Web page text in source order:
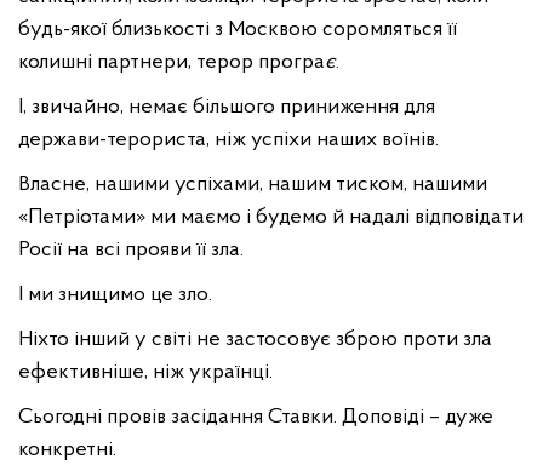
будь-якої близькості з Москвою соромляться її
колишні партнери, терор програє.
І, звичайно, немає більшого приниження для
держави-терориста, ніж успіхи наших воїнів.
Власне, нашими успіхами, нашим тиском, нашими
«Петріотами» ми маємо і будемо й надалі відповідати
Росії на всі прояви її зла.
І ми знищимо це зло.
Ніхто інший у світі не застосовує зброю проти зла
ефективніше, ніж українці.
Сьогодні провів засідання Ставки. Доповіді – дуже
конкретні.